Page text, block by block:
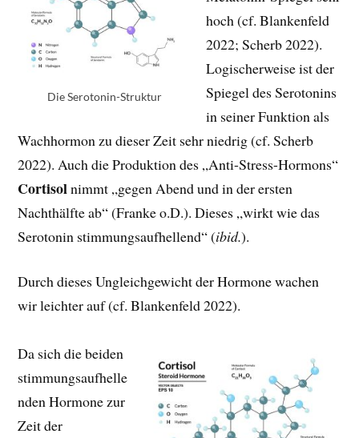
Die Serotonin-Struktur
hoch (cf. Blankenfeld
2022; Scherb 2022).
Logischerweise ist der
Spiegel des Serotonins
in seiner Funktion als
Wachhormon zu dieser Zeit sehr niedrig (cf. Scherb
2022). Auch die Produktion des „Anti-Stress-Hormons“
Cortisolnimmt „gegen Abend und in der ersten
Nachthälfte ab“ (Franke o.D.). Dieses „wirkt wie das
Serotonin stimmungsaufhellend“ (ibid.).
Durch dieses Ungleichgewicht der Hormone wachen
wir leichter auf (cf. Blankenfeld 2022).
Da sich die beiden
stimmungsaufhelle
nden Hormone zur
Zeit der